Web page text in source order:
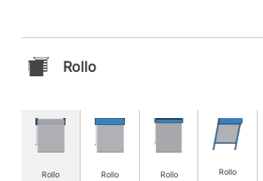
Rollo
Rollo Rollo Rollo Rollo